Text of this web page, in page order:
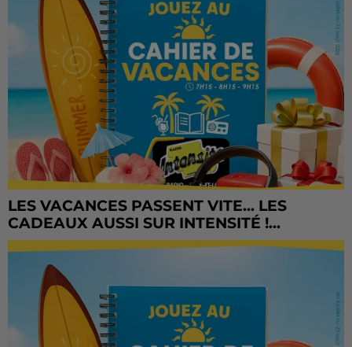
LES VACANCES PASSENT VITE... LES
CADEAUX AUSSI SUR INTENSITÉ !...